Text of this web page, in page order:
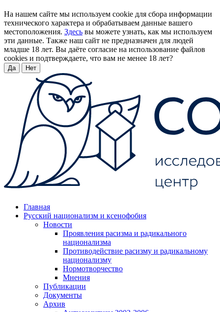
На нашем сайте мы используем cookie для сбора информации
технического характера и обрабатываем данные вашего
местоположения. Здесь вы можете узнать, как мы используем
эти данные. Также наш сайт не предназначен для людей
младше 18 лет. Вы даёте согласие на использование файлов
cookies и подтверждаете, что вам не менее 18 лет?
Да Нет
Главная
Русский национализм и ксенофобия
Новости
Проявления расизма и радикального
национализма
Противодействие расизму и радикальному
национализму
Нормотворчество
Мнения
Публикации
Документы
Архив